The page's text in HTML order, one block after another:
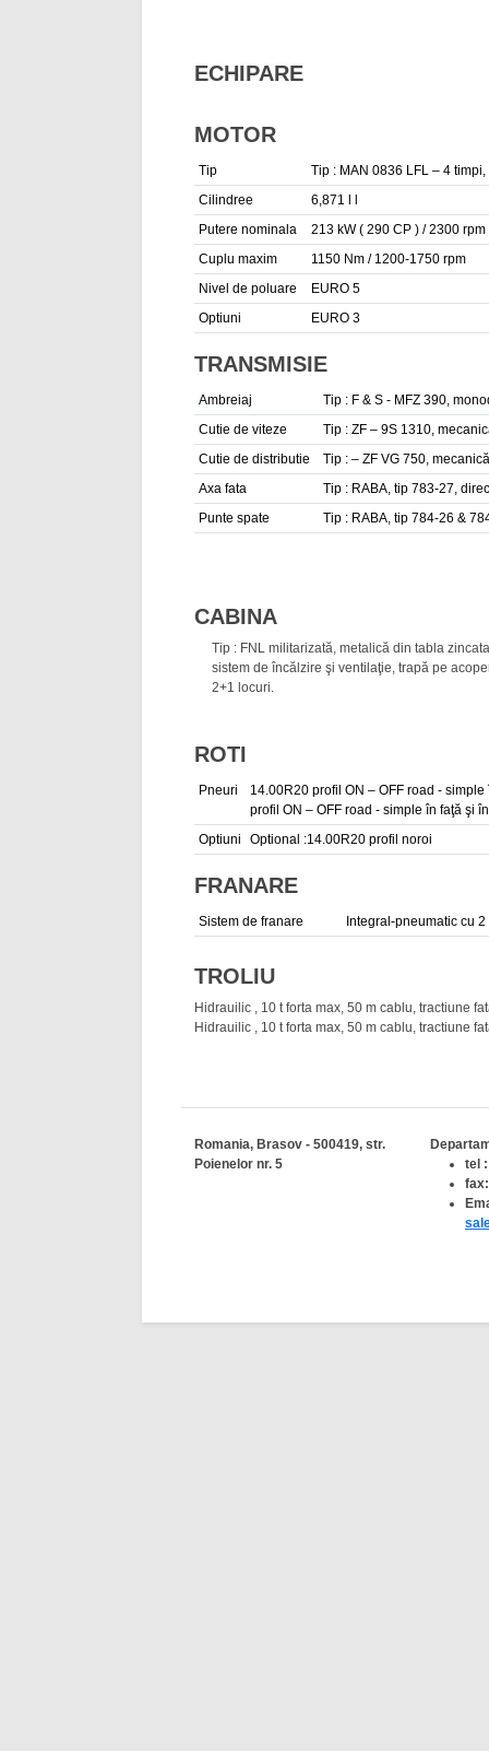
ECHIPARE
MOTOR
Tip
Tip : MAN 0836 LFL – 4
Cilindree
6,871 l l
Putere nominala
213 kW ( 290 CP ) / 2300 rpm
Cuplu maxim
1150 Nm / 1200-1750 rpm
Nivel de poluare
EURO 5
Optiuni
EURO 3
TRANSMISIE
Ambreiaj
Tip : F & S - MFZ 390,
Cutie de viteze
Tip : ZF – 9S 1310,
Cutie de distributie
Tip : – ZF VG 750,
Axa fata
Tip : RABA, tip 783-27,
Punte spate
Tip : RABA, tip 784-26 &
CABINA
Tip : FNL militarizată, metalică din tabla
sistem de încălzire şi ventilaţie, trapă pe
2+1 locuri.
ROTI
Pneuri
14.00R20 profil ON – OFF road -
profil ON – OFF road - simple în faţă şi
Optiuni
Optional :14.00R20 profil noroi
FRANARE
Sistem de franare Integral-pneumatic cu
TROLIU
Hidrauilic , 10 t forta max, 50 m cablu, tractiune
Hidrauilic , 10 t forta max, 50 m cablu, tractiune
Romania, Brasov - 500419, str.
Poienelor nr. 5
tel